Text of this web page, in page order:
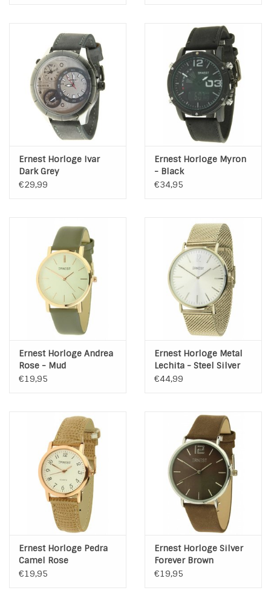
Ernest Horloge Ivar
Dark Grey
€29,99
Ernest Horloge Myron
- Black
€34,95
Ernest Horloge Andrea
Rose - Mud
€19,95
Ernest Horloge Metal
Lechita - Steel Silver
€44,99
Ernest Horloge Pedra
Camel Rose
€19,95
Ernest Horloge Silver
Forever Brown
€19,95